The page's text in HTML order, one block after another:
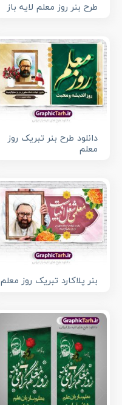
طرح بنر روز معلم لایه باز
دانلود طرح بنر تبریک روز
معلم
بنر پلاکارد تبریک روز معلم